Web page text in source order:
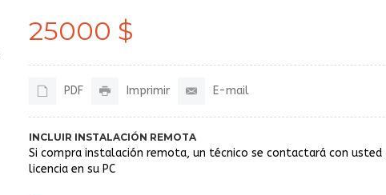
25000 $
PDF Imprimir E-mail
INCLUIR INSTALACIÓN REMOTA
Si compra instalación remota, un técnico se contactará con
licencia en su PC